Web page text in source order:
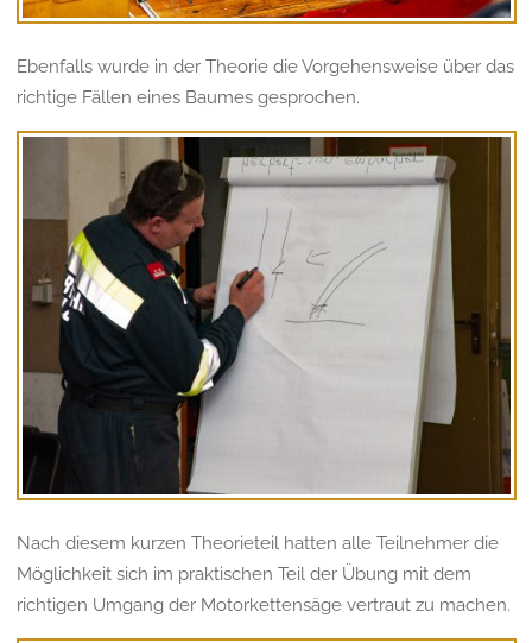
Ebenfalls wurde in der Theorie die Vorgehensweise über das
richtige Fällen eines Baumes gesprochen.
Nach diesem kurzen Theorieteil hatten alle Teilnehmer die
Möglichkeit sich im praktischen Teil der Übung mit dem
richtigen Umgang der Motorkettensäge vertraut zu machen.